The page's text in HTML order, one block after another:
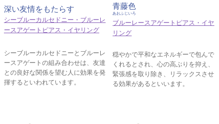
深い友情をもたらす
シーブルーカルセドニー・ブルーレ
ースアゲートピアス・イヤリング
シーブルーカルセドニーとブルーレ
ースアゲートの組み合わせは、友達
との良好な関係を望む人に効果を発
揮するといわれています。
青藤色
あおふじいろ
ブルーレースアゲートピアス・イヤ
リング
穏やかで平和なエネルギーで包んで
くれるとされ、心の高ぶりを抑え、
緊張感を取り除き、リラックスさせ
る効果があるといいます。